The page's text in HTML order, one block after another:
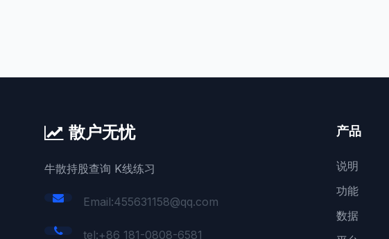
散户无忧
牛散持股查询 K线练习
Email:455631158@qq.com
tel:+86 181-0808-6581
产品
说明
功能
数据